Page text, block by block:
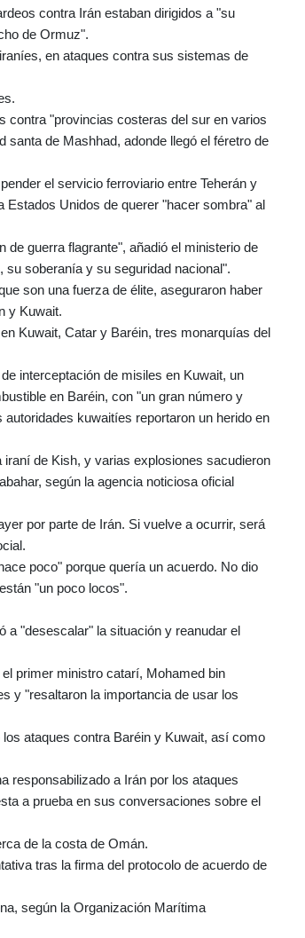
contra Irán estaban dirigidos a "su
de Ormuz".
en ataques contra sus sistemas de
contra "provincias costeras del sur en varios
santa de Mashhad, adonde llegó el féretro de
el servicio ferroviario entre Teherán y
Unidos de querer "hacer sombra" al
de guerra flagrante", añadió el ministerio de
su soberanía y su seguridad nacional".
son una fuerza de élite, aseguraron haber
y Kuwait.
Kuwait, Catar y Baréin, tres monarquías del
interceptación de misiles en Kuwait, un
en Baréin, con "un gran número y
kuwaitíes reportaron un herido en
de Kish, y varias explosiones sacudieron
según la agencia noticiosa oficial
por parte de Irán. Si vuelve a ocurrir, será
poco" porque quería un acuerdo. No dio
"un poco locos".
a "desescalar" la situación y reanudar el
primer ministro catarí, Mohamed bin
y "resaltaron la importancia de usar los
ataques contra Baréin y Kuwait, así como
responsabilizado a Irán por los ataques
a prueba en sus conversaciones sobre el
de la costa de Omán.
tras la firma del protocolo de acuerdo de
según la Organización Marítima